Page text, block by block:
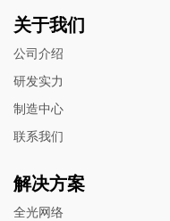
关于我们
公司介绍
研发实力
制造中心
联系我们
解决方案
全光网络